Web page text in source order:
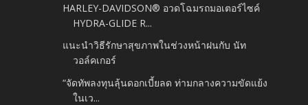
HARLEY-DAVIDSON® อวดโฉมรถมอเตอร์ไซค์
HYDRA-GLIDE R...
แนะนำวิธีรักษาสุขภาพในช่วงหน้าฝนกับ นัท
วอล์คเกอร์
“จัดทัพลงทุนลุ้นดอกเบี้ยลด ท่ามกลางความขัดแย้ง
ในเว...